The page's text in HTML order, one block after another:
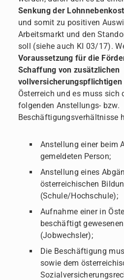
Senkung der
und somit zu positiven
Arbeitsmarkt und den
soll (siehe auch KI 03/17).
Voraussetzung für die
Schaffung von zusätzlichen
Österreich und es muss sich
folgenden Anstellungs- bzw.
Beschäftigungsverhältnisse
Anstellung einer beim
gemeldeten Person;
Anstellung eines
österreichischen
(Schule/Hochschule);
Aufnahme einer in
beschäftigt
(Jobwechsler);
Die Beschäftigung
sowie dem